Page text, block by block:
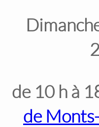
de 10 h à
de